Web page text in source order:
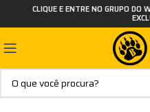
CLIQUE E ENTRE NO GRUPO DO